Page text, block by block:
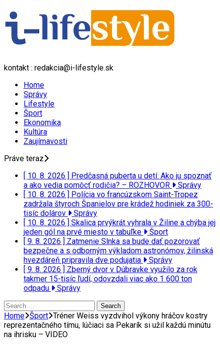
kontakt : redakcia@i-lifestyle.sk
Home
Správy
Lifestyle
Šport
Ekonomika
Kultúra
Zaujímavosti
Práve teraz
[ 10. 8. 2026 ] Predčasná puberta u detí: Ako ju spoznať
a ako vedia pomôcť rodičia? – ROZHOVOR
Správy
[ 10. 8. 2026 ] Polícia vo francúzskom Saint-Tropez
zadržala štyroch Španielov pre krádež hodiniek za 300-
tisíc dolárov
Správy
[ 10. 8. 2026 ] Skalica prvýkrát vyhrala v Žiline a chýba jej
jeden gól na prvé miesto v tabuľke
Šport
[ 9. 8. 2026 ] Zatmenie Slnka sa bude dať pozorovať
bezpečne a s odborným výkladom astronómov, žilinská
hvezdáreň pripravila dve podujatia
Správy
[ 9. 8. 2026 ] Zberný dvor v Dúbravke využilo za rok
takmer 15-tisíc ľudí, odovzdali viac ako 1 600 ton
odpadu
Správy
Search
for:
Home Šport Tréner Weiss vyzdvihol výkony hráčov kostry
reprezentačného tímu, lúčiaci sa Pekarík si užil každú minútu
na ihrisku – VIDEO